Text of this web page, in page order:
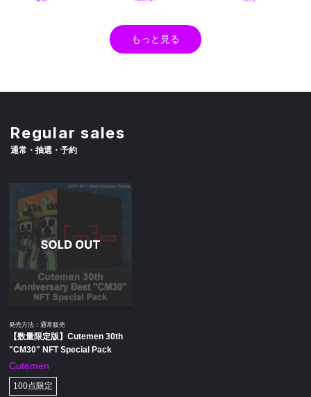
もっと見る
Regular sales
通常・抽選・予約
発売方法：通常販売
【数量限定版】Cutemen 30th
"CM30" NFT Special Pack
Cutemen
100点限定